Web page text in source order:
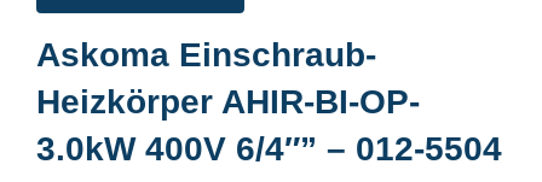
Askoma Einschraub-
Heizkörper AHIR-BI-OP-
3.0kW 400V 6/4″” – 012-5504